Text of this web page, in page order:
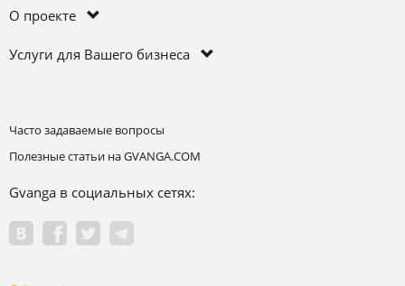
О проекте
Услуги для Вашего бизнеса
Часто задаваемые вопросы
Полезные статьи на GVANGA.COM
Gvanga в социальных сетях: